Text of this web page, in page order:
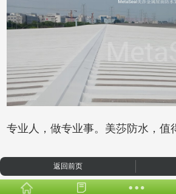
专业人，做专业事。美莎防水，值
返回前页